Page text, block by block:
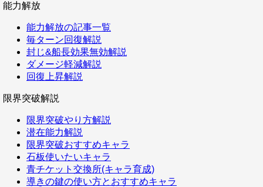
能力解放
能力解放の記事一覧
毎ターン回復解説
封じ&船長効果無効解説
ダメージ軽減解説
回復上昇解説
限界突破解説
限界突破やり方解説
潜在能力解説
限界突破おすすめキャラ
石板使いたいキャラ
青チケット交換所(キャラ育成)
導きの鍵の使い方とおすすめキャラ